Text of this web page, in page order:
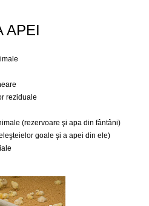
APEI
reziduale
(rezervoare şi apa din fântâni)
goale şi a apei din ele)